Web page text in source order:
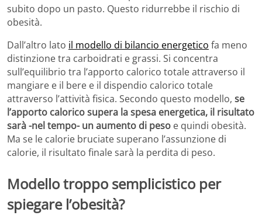
subito dopo un pasto. Questo ridurrebbe il rischio di
obesità.
Dall’altro lato il modello di bilancio energetico fa meno
distinzione tra carboidrati e grassi. Si concentra
sull’equilibrio tra l’apporto calorico totale attraverso il
mangiare e il bere e il dispendio calorico totale
attraverso l’attività fisica. Secondo questo modello, se
l’apporto calorico supera la spesa energetica, il risultato
sarà -nel tempo- un aumento di peso e quindi obesità.
Ma se le calorie bruciate superano l’assunzione di
calorie, il risultato finale sarà la perdita di peso.
Modello troppo semplicistico per
spiegare l’obesità?